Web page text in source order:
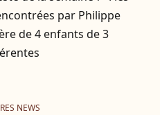
par Philippe
de 4 enfants de 3
NEWS